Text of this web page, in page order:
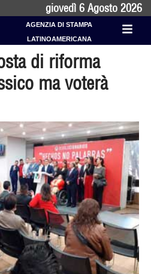
giovedì 6 Agosto 2026
AGENZIA DI STAMPA
LATINOAMERICANA
di riforma
ma voterà